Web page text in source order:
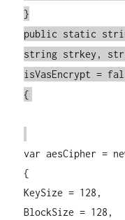
}
public static
string strkey,
isVasEncrypt =
{
var aesCipher =
{
KeySize = 128,
BlockSize = 128,